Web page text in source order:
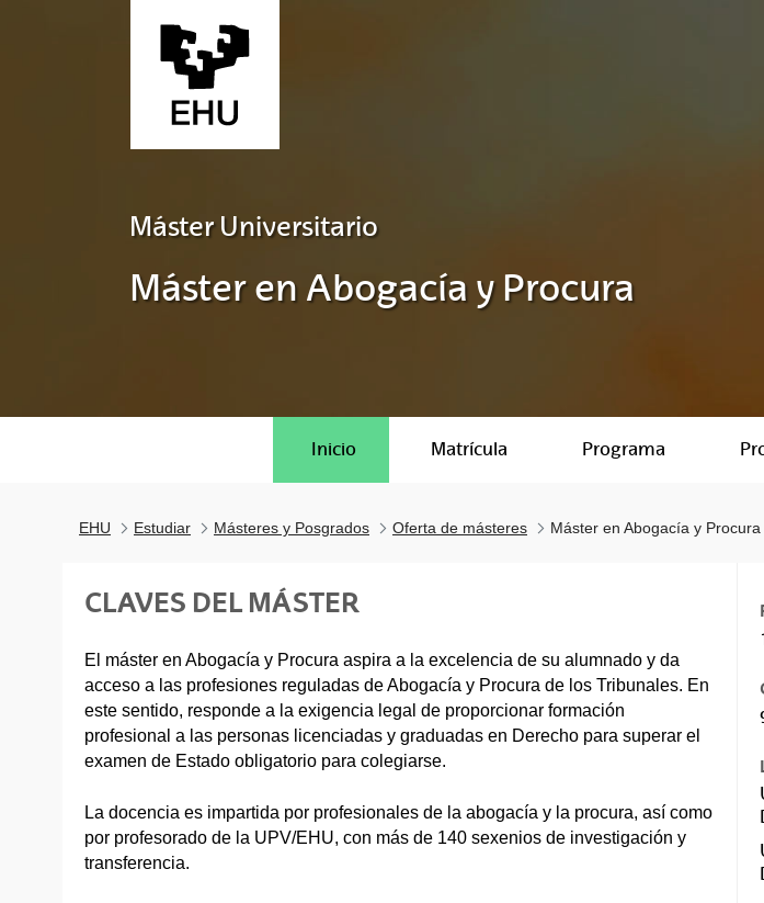
Máster Universitario
Máster en Abogacía y Procura
Inicio Matrícula Programa
EHU Estudiar Másteres y Posgrados Oferta de másteres Máster en Abogacía y Procura
CLAVES DEL MÁSTER
El máster en Abogacía y Procura aspira a la excelencia de su alumnado y da
acceso a las profesiones reguladas de Abogacía y Procura de los Tribunales. En
este sentido, responde a la exigencia legal de proporcionar formación
profesional a las personas licenciadas y graduadas en Derecho para superar el
examen de Estado obligatorio para colegiarse.
La docencia es impartida por profesionales de la abogacía y la procura, así como
por profesorado de la UPV/EHU, con más de 140 sexenios de investigación y
transferencia.